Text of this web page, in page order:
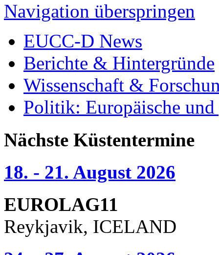
Navigation überspringen
EUCC-D News
Berichte & Hintergründe
Wissenschaft &
Politik: Europäische
Nächste Küstentermine
18. - 21. August 2026
EUROLAG11
Reykjavik, ICELAND